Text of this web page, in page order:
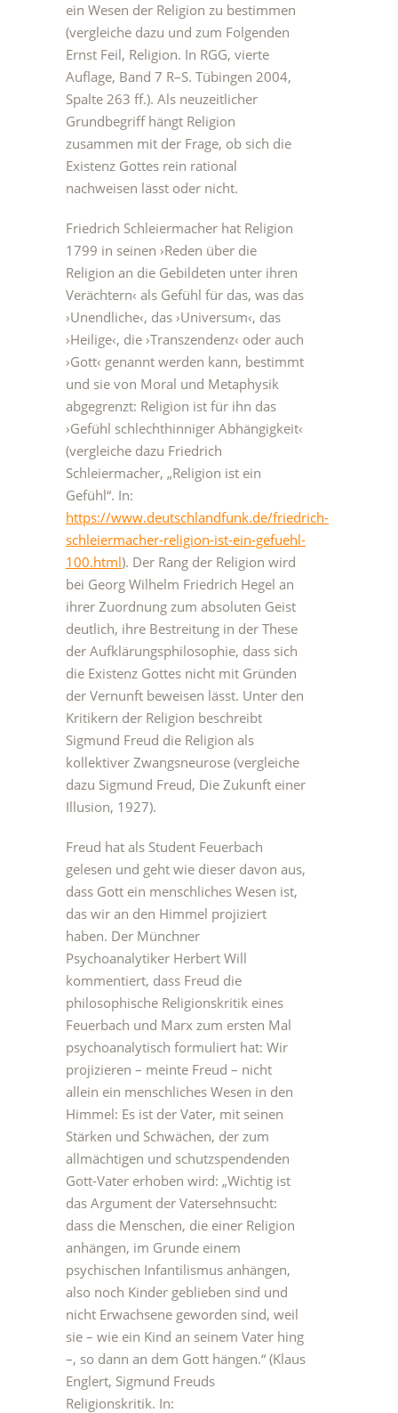
ein Wesen der Religion zu bestimmen
(vergleiche dazu und zum Folgenden
Ernst Feil, Religion. In RGG, vierte
Auflage, Band 7 R–S. Tübingen 2004,
Spalte 263 ff.). Als neuzeitlicher
Grundbegriff hängt Religion
zusammen mit der Frage, ob sich die
Existenz Gottes rein rational
nachweisen lässt oder nicht.
Friedrich Schleiermacher hat Religion
1799 in seinen ›Reden über die
Religion an die Gebildeten unter ihren
Verächtern‹ als Gefühl für das, was das
›Unendliche‹, das ›Universum‹, das
›Heilige‹, die ›Transzendenz‹ oder auch
›Gott‹ genannt werden kann, bestimmt
und sie von Moral und Metaphysik
abgegrenzt: Religion ist für ihn das
›Gefühl schlechthinniger Abhängigkeit‹
(vergleiche dazu Friedrich
Schleiermacher, „Religion ist ein
Gefühl“. In:
https://www.deutschlandfunk.de/friedrich-
schleiermacher-religion-ist-ein-gefuehl-
100.html). Der Rang der Religion wird
bei Georg Wilhelm Friedrich Hegel an
ihrer Zuordnung zum absoluten Geist
deutlich, ihre Bestreitung in der These
der Aufklärungsphilosophie, dass sich
die Existenz Gottes nicht mit Gründen
der Vernunft beweisen lässt. Unter den
Kritikern der Religion beschreibt
Sigmund Freud die Religion als
kollektiver Zwangsneurose (vergleiche
dazu Sigmund Freud, Die Zukunft einer
Illusion, 1927).
Freud hat als Student Feuerbach
gelesen und geht wie dieser davon aus,
dass Gott ein menschliches Wesen ist,
das wir an den Himmel projiziert
haben. Der Münchner
Psychoanalytiker Herbert Will
kommentiert, dass Freud die
philosophische Religionskritik eines
Feuerbach und Marx zum ersten Mal
psychoanalytisch formuliert hat: Wir
projizieren – meinte Freud – nicht
allein ein menschliches Wesen in den
Himmel: Es ist der Vater, mit seinen
Stärken und Schwächen, der zum
allmächtigen und schutzspendenden
Gott-Vater erhoben wird: „Wichtig ist
das Argument der Vatersehnsucht:
dass die Menschen, die einer Religion
anhängen, im Grunde einem
psychischen Infantilismus anhängen,
also noch Kinder geblieben sind und
nicht Erwachsene geworden sind, weil
sie – wie ein Kind an seinem Vater hing
–, so dann an dem Gott hängen.“ (Klaus
Englert, Sigmund Freuds
Religionskritik. In: